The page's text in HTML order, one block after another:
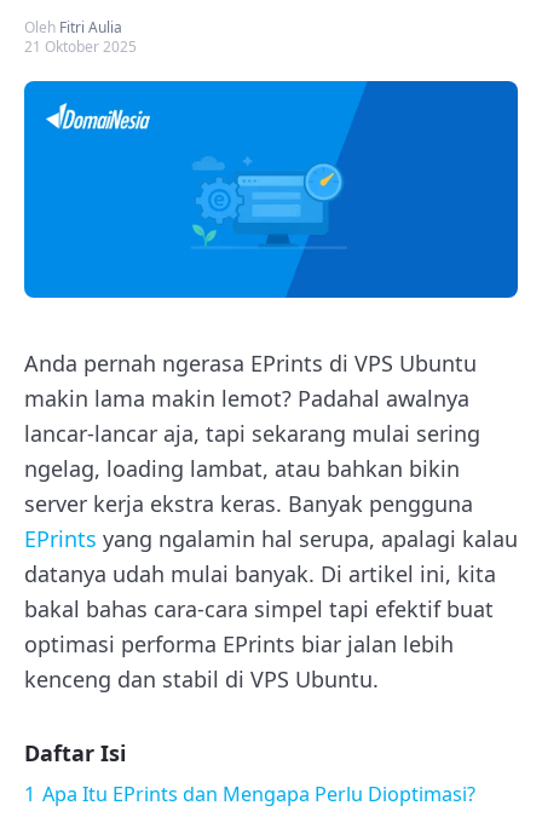
Oleh Fitri Aulia
21 Oktober 2025
Anda pernah ngerasa EPrints di VPS Ubuntu
makin lama makin lemot? Padahal awalnya
lancar-lancar aja, tapi sekarang mulai sering
ngelag, loading lambat, atau bahkan bikin
server kerja ekstra keras. Banyak pengguna
EPrints yang ngalamin hal serupa, apalagi kalau
datanya udah mulai banyak. Di artikel ini, kita
bakal bahas cara-cara simpel tapi efektif buat
optimasi performa EPrints biar jalan lebih
kenceng dan stabil di VPS Ubuntu.
Daftar Isi
1 Apa Itu EPrints dan Mengapa Perlu Dioptimasi?